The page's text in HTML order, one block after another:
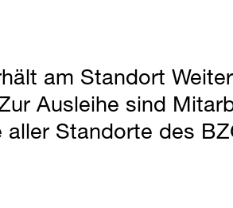
am Standort
Ausleihe sind
aller Standorte des